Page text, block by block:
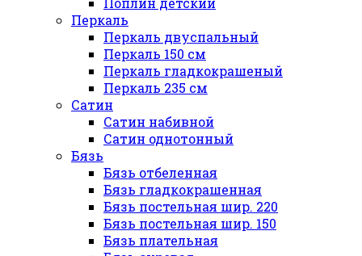
Перкаль
Перкаль двуспальный
Перкаль 150 см
Перкаль гладкокрашеный
Перкаль 235 см
Сатин
Сатин набивной
Сатин однотонный
Бязь
Бязь отбеленная
Бязь гладкокрашенная
Бязь постельная шир. 220
Бязь постельная шир. 150
Бязь плательная